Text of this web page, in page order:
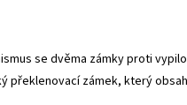
se dvěma zámky proti
překlenovací zámek, který